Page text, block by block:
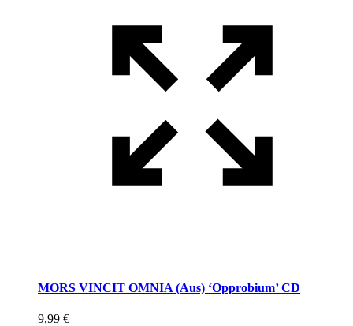
MORS VINCIT OMNIA (Aus) ‘Opprobium’ CD
9,99 €